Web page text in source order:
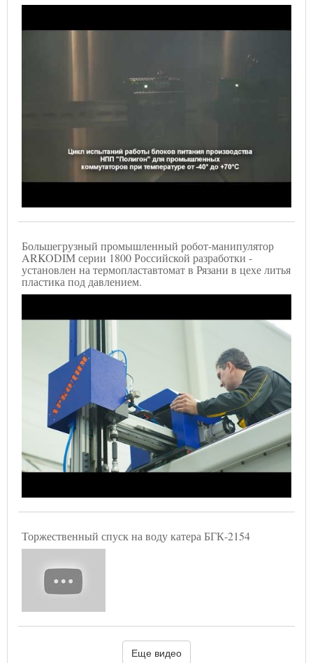
Большегрузный промышленный робот-манипулятор
ARKODIM серии 1800 Российской разработки -
установлен на термопластавтомат в Рязани в цехе литья
пластика под давлением.
Торжественный спуск на воду катера БГК-2154
Еще видео